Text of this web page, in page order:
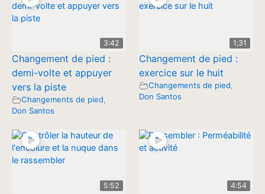
3:42
Changement de pied :
demi-volte et appuyer
vers la piste
Changements de pied,
Don Santos
1;31
Changement de pied :
exercice sur le huit
Changements de pied,
Don Santos
5:52 4:54